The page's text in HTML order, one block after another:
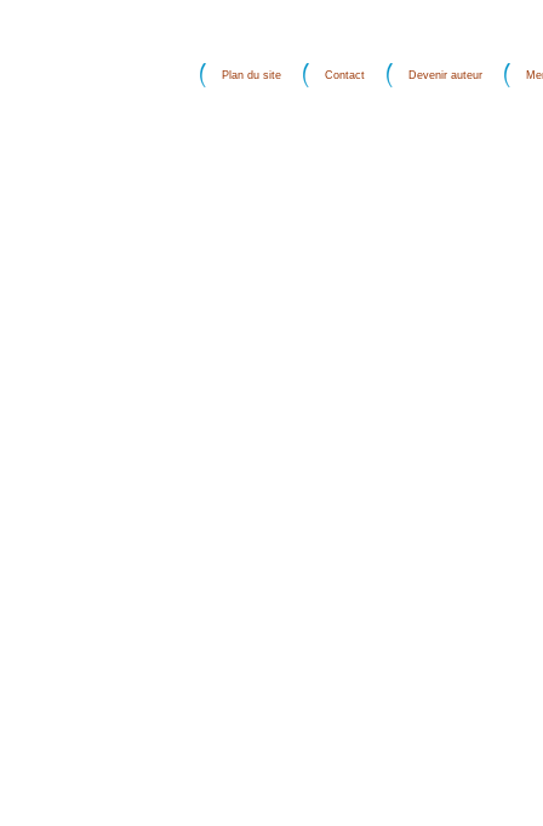
Plan du site Contact Devenir auteur